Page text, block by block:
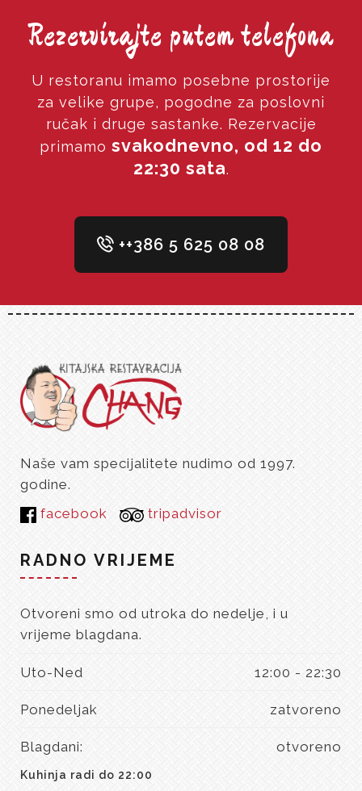
Rezervirajte putem telefona
U restoranu imamo posebne prostorije
za velike grupe, pogodne za poslovni
ručak i druge sastanke. Rezervacije
primamo svakodnevno, od 12 do
22:30 sata.
++386 5 625 08 08
Naše vam specijalitete nudimo od 1997.
godine.
facebook
tripadvisor
RADNO VRIJEME
Otvoreni smo od utroka do nedelje, i u
vrijeme blagdana.
Uto-Ned 12:00 - 22:30
Ponedeljak zatvoreno
Blagdani: otvoreno
Kuhinja radi do 22:00